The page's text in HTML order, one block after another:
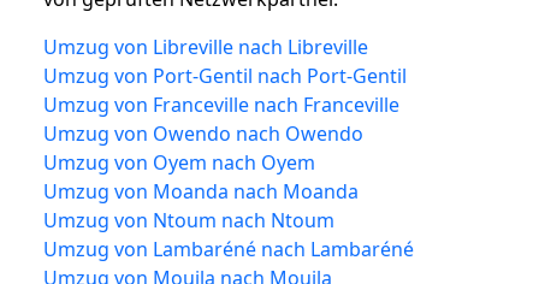
Umzug von Libreville nach Libreville
Umzug von Port-Gentil nach Port-Gentil
Umzug von Franceville nach Franceville
Umzug von Owendo nach Owendo
Umzug von Oyem nach Oyem
Umzug von Moanda nach Moanda
Umzug von Ntoum nach Ntoum
Umzug von Lambaréné nach Lambaréné
Umzug von Mouila nach Mouila